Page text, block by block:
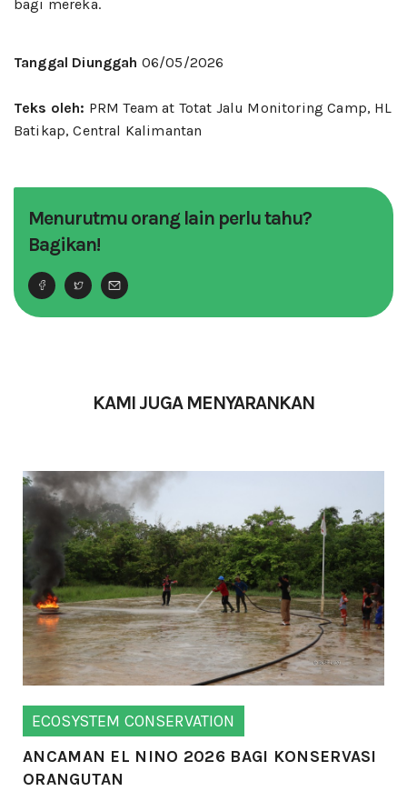
bagi mereka.
Tanggal Diunggah 06/05/2026
Teks oleh: PRM Team at Totat Jalu Monitoring Camp, HL
Batikap, Central Kalimantan
Menurutmu orang lain perlu tahu?
Bagikan!
KAMI JUGA MENYARANKAN
ECOSYSTEM CONSERVATION
ANCAMAN EL NINO 2026 BAGI KONSERVASI
ORANGUTAN